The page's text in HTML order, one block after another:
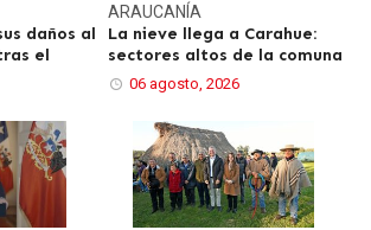
daños al
el
ARAUCANÍA
La nieve llega a Carahue:
sectores altos de la comuna
06 agosto, 2026